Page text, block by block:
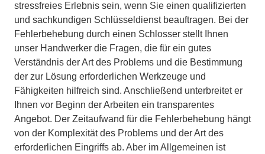
stressfreies Erlebnis sein, wenn Sie einen qualifizierten
und sachkundigen Schlüsseldienst beauftragen. Bei der
Fehlerbehebung durch einen Schlosser stellt Ihnen
unser Handwerker die Fragen, die für ein gutes
Verständnis der Art des Problems und die Bestimmung
der zur Lösung erforderlichen Werkzeuge und
Fähigkeiten hilfreich sind. Anschließend unterbreitet er
Ihnen vor Beginn der Arbeiten ein transparentes
Angebot. Der Zeitaufwand für die Fehlerbehebung hängt
von der Komplexität des Problems und der Art des
erforderlichen Eingriffs ab. Aber im Allgemeinen ist